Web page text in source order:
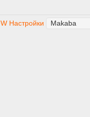
Настройки